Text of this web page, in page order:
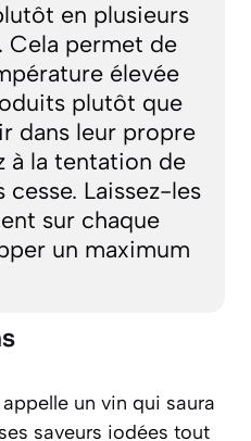
en plusieurs
Cela permet de
élevée
plutôt que
dans leur propre
à la tentation de
cesse. Laissez-les
sur chaque
un maximum
un vin qui saura
saveurs iodées tout